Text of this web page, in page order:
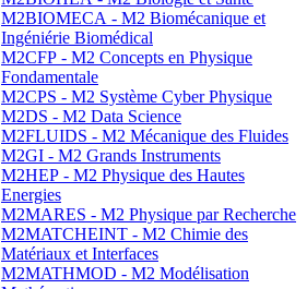
M2BIOMECA - M2 Biomécanique et
Ingéniérie Biomédical
M2CFP - M2 Concepts en Physique
Fondamentale
M2CPS - M2 Système Cyber Physique
M2DS - M2 Data Science
M2FLUIDS - M2 Mécanique des Fluides
M2GI - M2 Grands Instruments
M2HEP - M2 Physique des Hautes
Energies
M2MARES - M2 Physique par Recherche
M2MATCHEINT - M2 Chimie des
Matériaux et Interfaces
M2MATHMOD - M2 Modélisation